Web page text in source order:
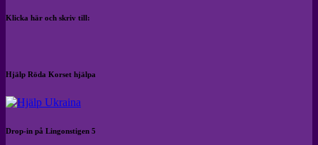
Klicka här och skriv till:
Hjälp Röda Korset hjälpa
Drop-in på Lingonstigen 5